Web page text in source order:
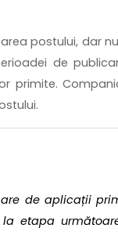
postului, dar
de
primite.
de aplicații
etapa